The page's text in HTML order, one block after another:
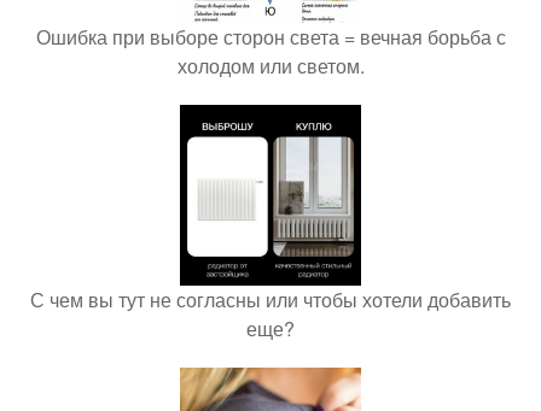
Ошибка при выборе сторон света = вечная борьба с
холодом или светом.
С чем вы тут не согласны или чтобы хотели добавить
еще?